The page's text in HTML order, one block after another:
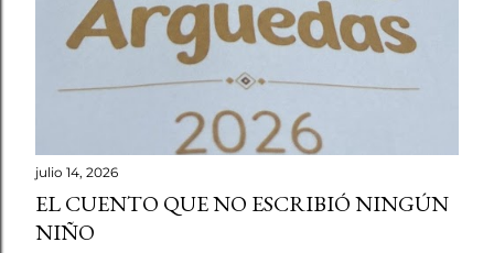
julio 14, 2026
EL CUENTO QUE NO ESCRIBIÓ NINGÚN
NIÑO